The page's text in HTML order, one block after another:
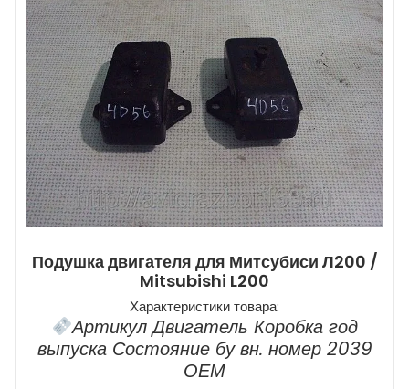
Подушка двигателя для Митсубиси Л200 /
Mitsubishi L200
Характеристики товара:
Артикул Двигатель Коробка год
выпуска Состояние бу вн. номер 2039
ОЕМ